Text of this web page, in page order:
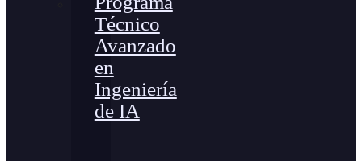
Técnico
Avanzado
en
Ingeniería
de IA